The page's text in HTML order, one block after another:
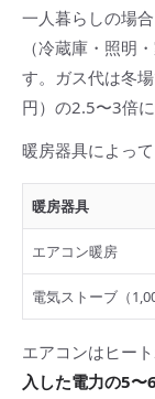
一人暮らしの場
（冷蔵庫・照明
す。ガス代は冬
円）の2.5〜3倍
暖房器具によっ
暖房器具
エアコン暖房
電気ストーブ（
エアコンはヒー
入した電力の5〜